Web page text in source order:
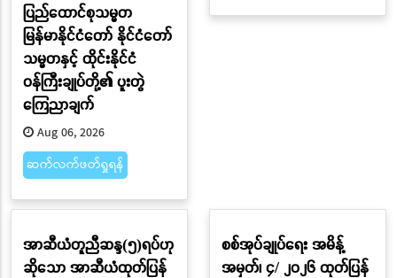
ပြည်ထောင်စုသမ္မတ
မြန်မာနိုင်ငံတော် နိုင်ငံတော်
သမ္မတနှင့် ထိုင်းနိုင်ငံ
ဝန်ကြီးချုပ်တို့၏ ပူးတွဲ
ကြေညာချက်
Aug 06, 2026
ဆက်လက်ဖတ်ရှုရန်
အာဆီယံတူညီဆန္ဒ(၅)ရပ်ဟု
ဆိုသော အာဆီယံထုတ်ပြန်
စစ်အုပ်ချုပ်ရေး အမိန့်
အမှတ်၊ ၄/ ၂၀၂၆ ထုတ်ပြန်